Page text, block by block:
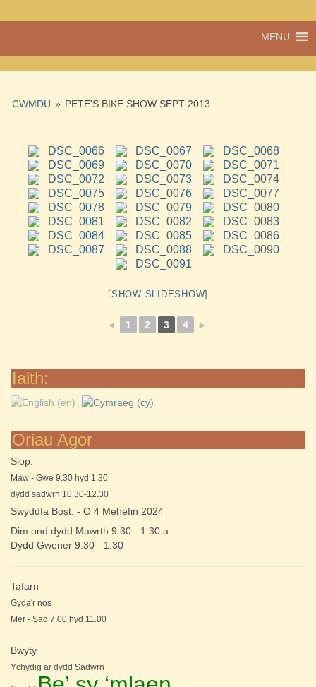
Cwmdu
bwrlwm
nghanol
Sir Gâr.
MENU
CWMDU » PETE'S BIKE SHOW SEPT 2013
[SHOW SLIDESHOW]
◄ 1 2 3 4 ►
Iaith:
Oriau Agor
Siop:
Maw - Gwe 9.30 hyd 1.30
dydd sadwrn 10.30-12.30
Swyddfa Bost: - O 4 Mehefin 2024
Dim ond dydd Mawrth 9.30 - 1.30 a
Dydd Gwener 9.30 - 1.30
Tafarn
Gyda'r nos
Mer - Sad 7.00 hyd 11.00
Bwyty
Ychydig ar dydd Sadwrn